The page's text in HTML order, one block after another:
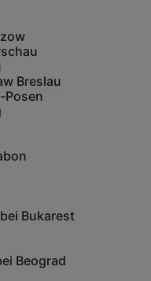
Breslau
Posen
bei Bukarest
Beograd